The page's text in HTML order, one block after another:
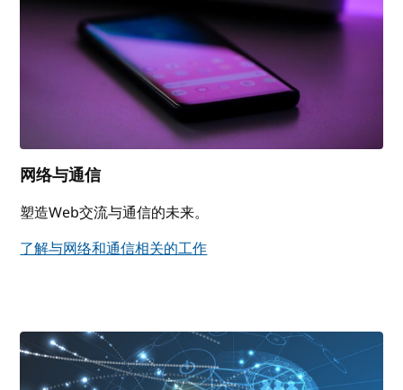
网络与通信
塑造Web交流与通信的未来。
了解与网络和通信相关的工作